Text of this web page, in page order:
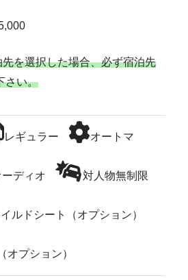
を選択した場合、必ず宿泊先
さい。
レギュラー オートマ
ディオ 対人物無制限
ルドシート（オプション）
オプション）